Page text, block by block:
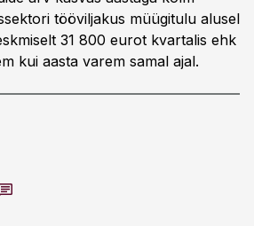
tööviljakus müügitulu alusel
31 800 eurot kvartalis ehk
kui aasta varem samal ajal.